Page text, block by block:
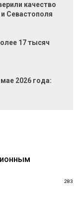
качество
Севастополя
17 тысяч
2026 года:
283